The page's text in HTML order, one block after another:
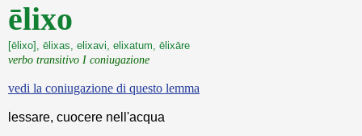
ēlixo
[ēlixo], ēlixas, elixavi, elixatum, ēlixāre
verbo transitivo I coniugazione
vedi la coniugazione di questo lemma
lessare, cuocere nell'acqua